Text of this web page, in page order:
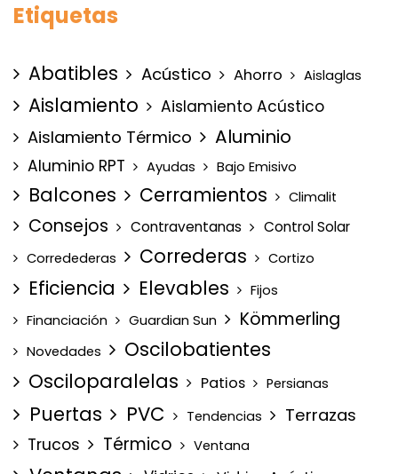
Etiquetas
Abatibles Acústico Ahorro Aislaglas
Aislamiento Aislamiento Acústico
Aislamiento Térmico Aluminio
Aluminio RPT Ayudas Bajo Emisivo
Balcones Cerramientos Climalit
Consejos Contraventanas Control Solar
Corredederas Correderas Cortizo
Eficiencia Elevables
Fijos
Financiación
Guardian Sun Kömmerling
Novedades
Oscilobatientes
Osciloparalelas
Patios Persianas
Puertas PVC Tendencias Terrazas
Trucos Térmico Ventana